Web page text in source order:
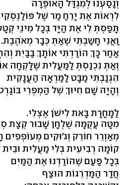
וְנָסַעְנוּ לְמִגְדַּל הָאוֹפֶּרָה
לִרְאוֹת אֶת יָרֵחַ מַר שֶׁל
תָּפַסְתְּ לִי אֶת הַיָּד בְּכָל מִינֵי
וַאֲנִי חָשַבְתִּי שֶׁאַתְּ כְּבָר מְאֹהֶבֶת.
אַחַר כָּךְ הוֹרַדְתִּי אוֹתָךְ בַּבַּיִת
וְאַתְּ נִכְנַסְתְּ לַמַּעֲלִית שֶׁלָּקְחָה
הִגְנַבְתִּי מַבָּט לַמַּרְאָה הַעֲנָקִית
וְהָיָה שָׁם חִיּוּךְ שֶׁל הַמְפְרִי
לַמָּחֳרָת בָּאת לִישֹׁן אֶצְלִי.
מִטָּה עֲקֻמָּה שֻׁלְחָן שָׁבוּר קְצָת
מְאַוְרֵר חוֹרֵק וְג'וּקִים מְעוֹפְפִים
קוֹמָה רְבִיעִית בְּלִי מַעֲלִית
בְּכָל פַּעַם שֶׁהוֹרַדְנוּ אֶת הַמַּיִם
חֲדַר הַמַּדְרֵגוֹת הוּצַף